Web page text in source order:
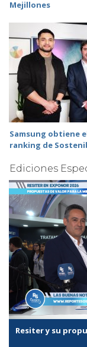
Mejillones
Samsung obtiene
ranking de
Ediciones
Resiter y su